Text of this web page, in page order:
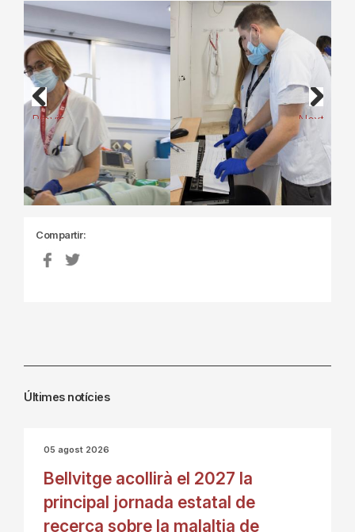
Previous Next
Compartir:
Últimes notícies
05 agost 2026
Bellvitge acollirà el 2027 la
principal jornada estatal de
recerca sobre la malaltia de